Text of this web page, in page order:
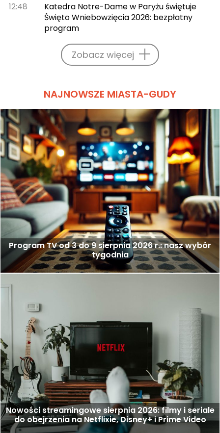
12:48
Katedra Notre-Dame w Paryżu świętuje
Święto Wniebowzięcia 2026: bezpłatny
program
Zobacz więcej
NAJNOWSZE MIASTA-GUDY
Program TV od 3 do 9 sierpnia 2026 r.: nasz wybór
tygodnia
Nowości streamingowe sierpnia 2026: filmy i seriale
do obejrzenia na Netflixie, Disney+ i Prime Video